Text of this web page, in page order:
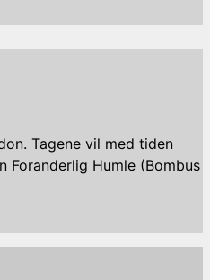
Tagene vil med tiden
Humle (Bombus